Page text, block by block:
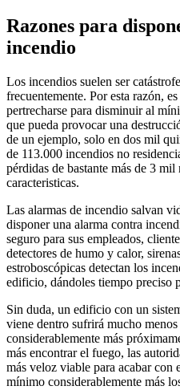
Razones para
incendio
Los incendios suelen ser
frecuentemente. Por esta razón,
pertrecharse para disminuir al
que pueda provocar una
de un ejemplo, solo en dos mil
de 113.000 incendios no
pérdidas de bastante más de 3
caracteristicas.
Las alarmas de incendio salvan
disponer una alarma contra
seguro para sus empleados,
detectores de humo y calor,
estroboscópicas detectan los
edificio, dándoles tiempo preciso
Sin duda, un edificio con un
viene dentro sufrirá mucho
considerablemente más
más encontrar el fuego, las
más veloz viable para acabar
mínimo considerablemente más